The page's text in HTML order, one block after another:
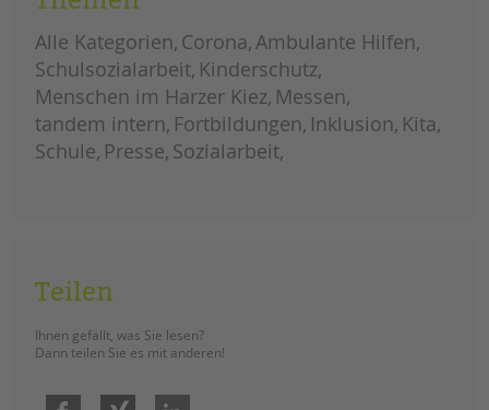
Alle Kategorien Corona Ambulante Hilfen
Schulsozialarbeit Kinderschutz
Menschen im Harzer Kiez Messen
tandem intern Fortbildungen Inklusion Kita
Schule Presse Sozialarbeit
Teilen
Ihnen gefällt, was Sie lesen?
Dann teilen Sie es mit anderen!
Facebook